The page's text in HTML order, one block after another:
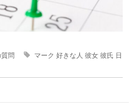
問 マーク 好きな人 彼女 彼氏 日